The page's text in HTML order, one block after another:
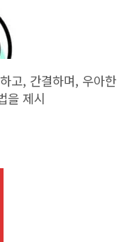
고, 간결하며, 우아한
을 제시